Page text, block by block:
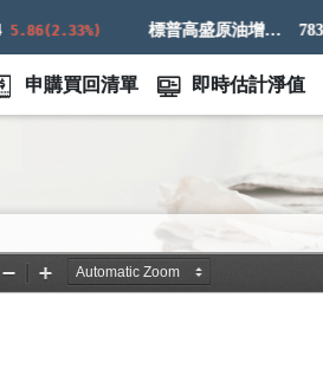
標普高盛原油增強超額回報指數 783.97
申購買回清單 即時估計淨值